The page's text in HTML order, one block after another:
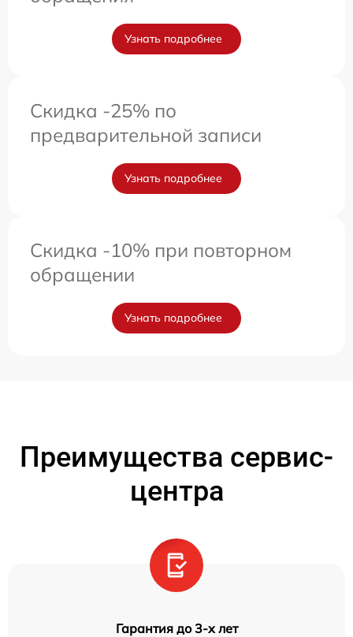
Узнать подробнее
Скидка -25% по
предварительной записи
Узнать подробнее
Скидка -10% при повторном
обращении
Узнать подробнее
Преимущества сервис-
центра
Гарантия до 3-х лет